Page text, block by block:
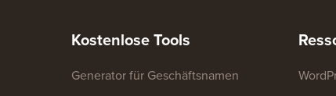
Kostenlose Tools
Generator für Geschäftsnamen